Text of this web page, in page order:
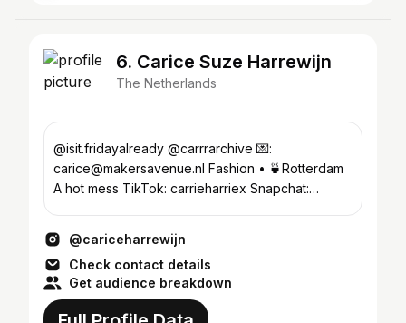
6. Carice Suze Harrewijn
The Netherlands
@isit.fridayalready @carrrarchive 💌:
carice@makersavenue.nl Fashion • 🍵Rotterdam
A hot mess TikTok: carrieharriex Snapchat:
@cariceharrewijn
Check contact details
Get audience breakdown